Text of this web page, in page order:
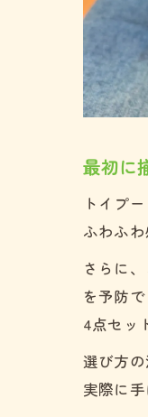
最初に
トイプ
ふわふ
さらに
を予防
4点セッ
選び方
実際に